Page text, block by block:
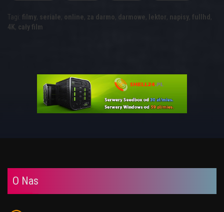
Tagi: filmy, seriale, online, za darmo, darmowe, lektor, napisy, fullhd ,
4K, cały film
O Nas